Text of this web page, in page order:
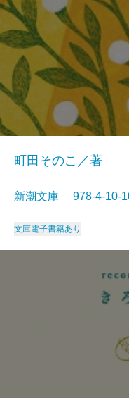
町田そのこ／著
新潮文庫 978-4-10-
文庫電子書籍あり